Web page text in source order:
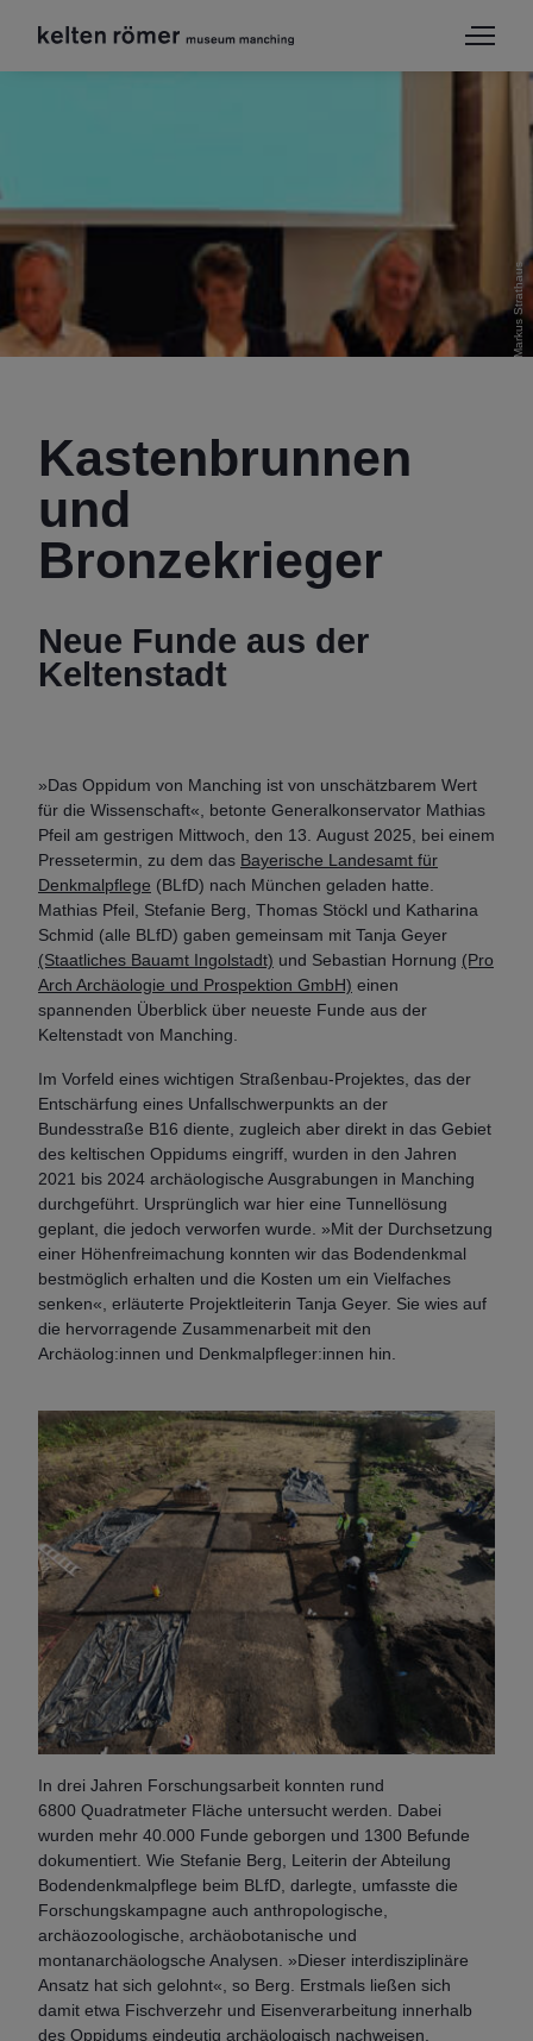
krm / Foto: Markus Strathaus
Kastenbrunnen
und
Bronzekrieger
Neue Funde aus der
Keltenstadt
»Das Oppidum von Manching ist von unschätzbarem Wert
für die Wissenschaft«, betonte Generalkonservator Mathias
Pfeil am gestrigen Mittwoch, den 13. August 2025, bei einem
Pressetermin, zu dem das Bayerische Landesamt für
Denkmalpflege (BLfD) nach München geladen hatte.
Mathias Pfeil, Stefanie Berg, Thomas Stöckl und Katharina
Schmid (alle BLfD) gaben gemeinsam mit Tanja Geyer
(Staatliches Bauamt Ingolstadt) und Sebastian Hornung (Pro
Arch Archäologie und Prospektion GmbH) einen
spannenden Überblick über neueste Funde aus der
Keltenstadt von Manching.
Im Vorfeld eines wichtigen Straßenbau-Projektes, das der
Entschärfung eines Unfallschwerpunkts an der
Bundesstraße B16 diente, zugleich aber direkt in das Gebiet
des keltischen Oppidums eingriff, wurden in den Jahren
2021 bis 2024 archäologische Ausgrabungen in Manching
durchgeführt. Ursprünglich war hier eine Tunnellösung
geplant, die jedoch verworfen wurde. »Mit der Durchsetzung
einer Höhenfreimachung konnten wir das Bodendenkmal
bestmöglich erhalten und die Kosten um ein Vielfaches
senken«, erläuterte Projektleiterin Tanja Geyer. Sie wies auf
die hervorragende Zusammenarbeit mit den
Archäolog:innen und Denkmalpfleger:innen hin.
In drei Jahren Forschungsarbeit konnten rund
6800 Quadratmeter Fläche untersucht werden. Dabei
wurden mehr 40.000 Funde geborgen und 1300 Befunde
dokumentiert. Wie Stefanie Berg, Leiterin der Abteilung
Bodendenkmalpflege beim BLfD, darlegte, umfasste die
Forschungskampagne auch anthropologische,
archäozoologische, archäobotanische und
montanarchäologsche Analysen. »Dieser interdisziplinäre
Ansatz hat sich gelohnt«, so Berg. Erstmals ließen sich
damit etwa Fischverzehr und Eisenverarbeitung innerhalb
des Oppidums eindeutig archäologisch nachweisen.